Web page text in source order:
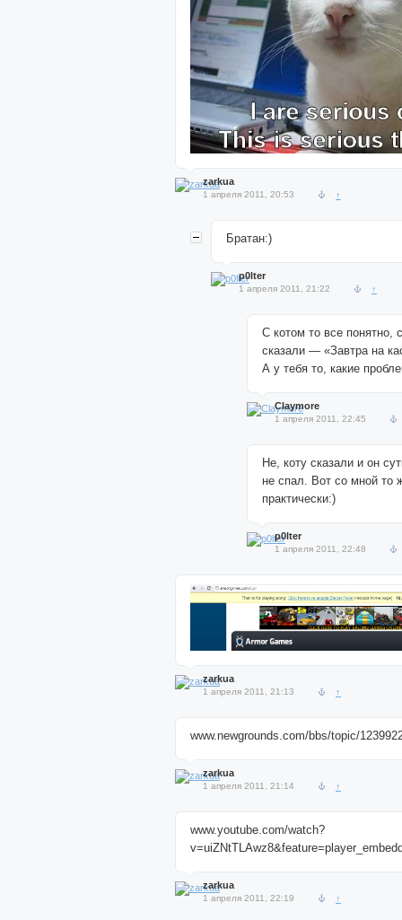
zarkua
1 апреля 2011, 20:53 ↑
Братан:)
p0lter
1 апреля 2011, 21:22 ↑
С котом то все понятно,
сказали — «Завтра на
А у тебя то, какие
Claymore
1 апреля 2011, 22:45
Не, коту сказали и он
не спал. Вот со мной то
практически:)
p0lter
1 апреля 2011, 22:48
zarkua
1 апреля 2011, 21:13 ↑
www.newgrounds.com/bbs/topic/
zarkua
1 апреля 2011, 21:14 ↑
www.youtube.com/watch?
zarkua
1 апреля 2011, 22:19 ↑